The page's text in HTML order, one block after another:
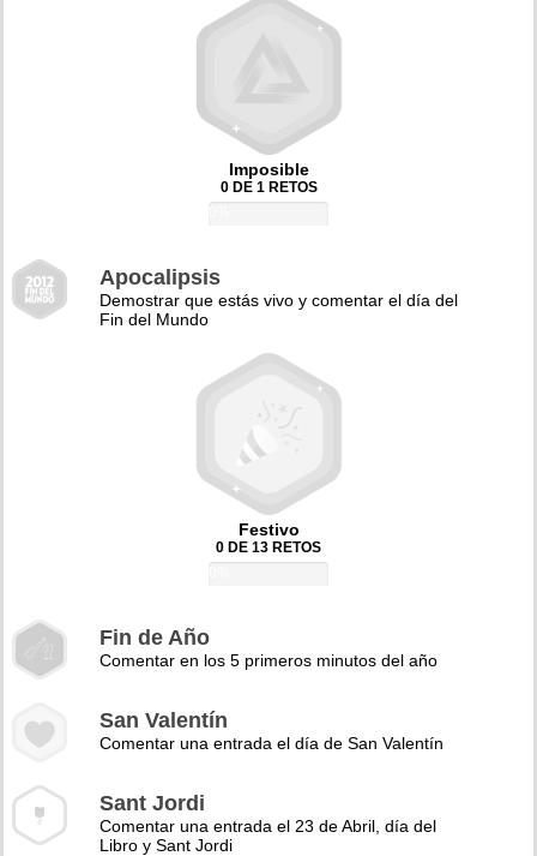
Imposible
0 DE 1 RETOS
Apocalipsis
Demostrar que estás vivo y comentar el día del
Fin del Mundo
Festivo
0 DE 13 RETOS
Fin de Año
Comentar en los 5 primeros minutos del año
San Valentín
Comentar una entrada el día de San Valentín
Sant Jordi
Comentar una entrada el 23 de Abril, día del
Libro y Sant Jordi